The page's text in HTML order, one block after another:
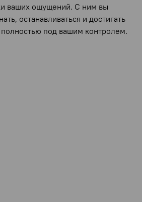
ваших ощущений. С ним вы
останавливаться и достигать
полностью под вашим контролем.